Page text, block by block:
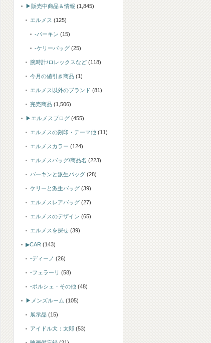
▶販売中商品＆情報 (1,845)
エルメス (125)
-バーキン (15)
-ケリーバッグ (25)
腕時計/ロレックスなど (118)
今月の値引き商品 (1)
エルメス以外のブランド (81)
完売商品 (1,506)
▶エルメスブログ (455)
エルメスの刻印・テーマ他 (11)
エルメスカラー (124)
エルメスバッグ/商品名 (223)
バーキンと派生バッグ (28)
ケリーと派生バッグ (39)
エルメスレアバッグ (27)
エルメスのデザイン (65)
エルメスを探せ (39)
▶CAR (143)
-ディーノ (26)
-フェラーリ (58)
-ポルシェ・その他 (48)
▶メンズルーム (105)
展示品 (15)
アイドル犬：太郎 (53)